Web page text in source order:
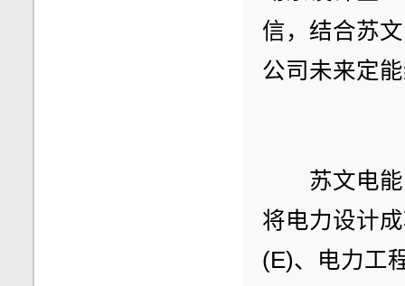
信，结合苏
公司未来定
苏文电能
将电力设计
(E)、电力工